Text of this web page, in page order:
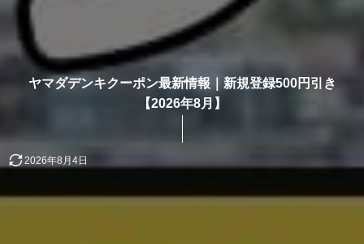
ヤマダデンキクーポン最新情報｜新規登録500円引き
【2026年8月】
2026年8月4日